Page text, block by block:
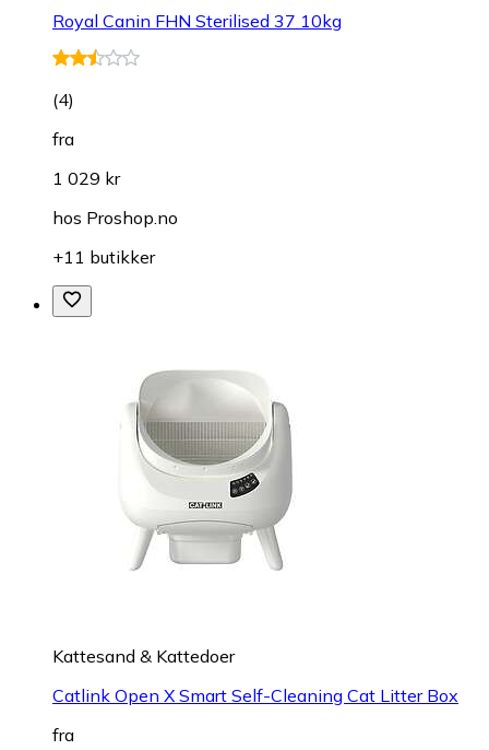
Royal Canin FHN Sterilised 37 10kg
(4)
fra
1 029 kr
hos Proshop.no
+11 butikker
Kattesand & Kattedoer
Catlink Open X Smart Self-Cleaning Cat Litter Box
fra